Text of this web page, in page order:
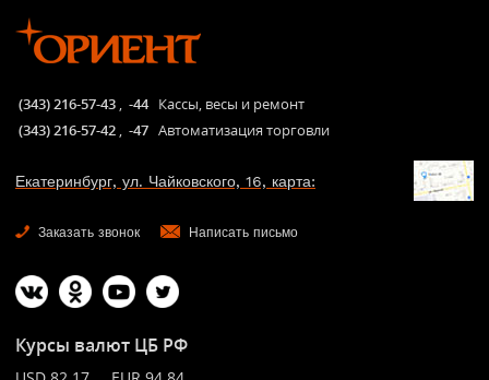
(343) 216-57-43 , -44 Кассы, весы и ремонт
(343) 216-57-42 , -47 Автоматизация торговли
Екатеринбург, ул. Чайковского, 16, карта:
Заказать звонок Написать письмо
Курсы валют ЦБ РФ